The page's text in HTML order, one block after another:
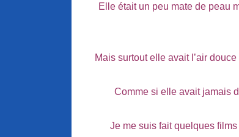
Elle était un peu mate de peau
Mais surtout elle avait l’air
Comme si elle avait jamais
Je me suis fait quelques